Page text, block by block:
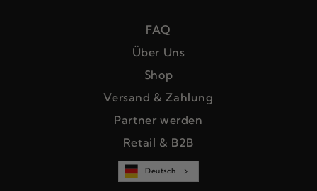
FAQ
Über Uns
Shop
Versand & Zahlung
Partner werden
Retail & B2B
Deutsch